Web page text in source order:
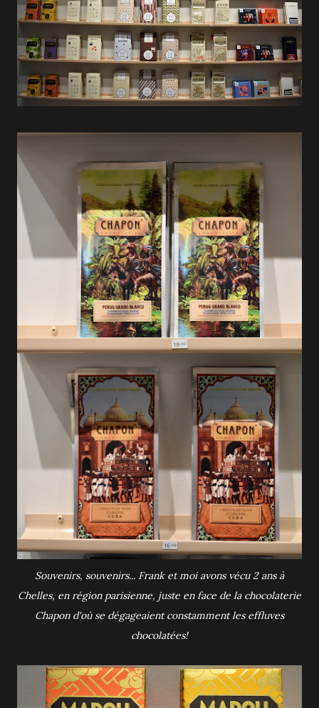
Souvenirs, souvenirs... Frank et moi avons vécu 2 ans à
Chelles, en région parisienne, juste en face de la chocolaterie
Chapon d'où se dégageaient constamment les effluves
chocolatées!